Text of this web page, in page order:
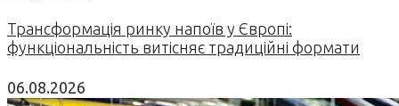
Трансформація ринку напоїв у Європі:
функціональність витісняє традиційні формати
06.08.2026